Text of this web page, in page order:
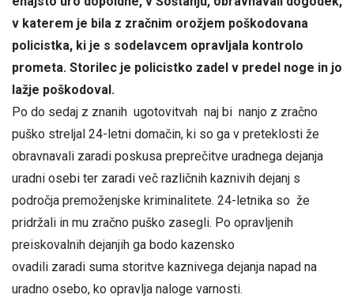
v katerem je bila z zračnim orožjem poškodovana
policistka, ki je s sodelavcem opravljala kontrolo
prometa. Storilec je policistko zadel v predel noge in jo
lažje poškodoval.
Po do sedaj z znanih ugotovitvah naj bi nanjo z zračno
puško streljal 24-letni domačin, ki so ga v preteklosti že
obravnavali zaradi poskusa preprečitve uradnega dejanja
uradni osebi ter zaradi več različnih kaznivih dejanj s
področja premoženjske kriminalitete. 24-letnika so že
pridržali in mu zračno puško zasegli. Po opravljenih
preiskovalnih dejanjih ga bodo kazensko
ovadili zaradi suma storitve kaznivega dejanja napad na
uradno osebo, ko opravlja naloge varnosti.